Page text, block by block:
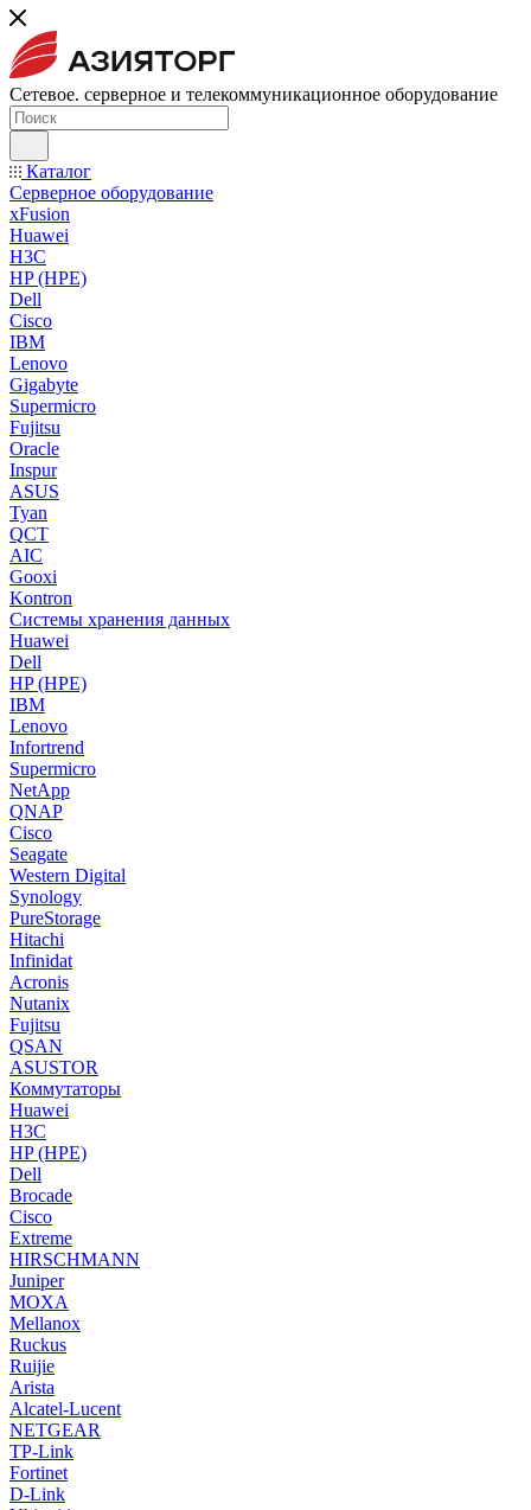
Сетевое. серверное и телекоммуникационное оборудование
Каталог
Серверное оборудование
xFusion
Huawei
H3C
HP (HPE)
Dell
Cisco
IBM
Lenovo
Gigabyte
Supermicro
Fujitsu
Oracle
Inspur
ASUS
Tyan
QCT
AIC
Gooxi
Kontron
Системы хранения данных
Huawei
Dell
HP (HPE)
IBM
Lenovo
Infortrend
Supermicro
NetApp
QNAP
Cisco
Seagate
Western Digital
Synology
PureStorage
Hitachi
Infinidat
Acronis
Nutanix
Fujitsu
QSAN
ASUSTOR
Коммутаторы
Huawei
H3C
HP (HPE)
Dell
Brocade
Cisco
Extreme
HIRSCHMANN
Juniper
MOXA
Mellanox
Ruckus
Ruijie
Arista
Alcatel-Lucent
NETGEAR
TP-Link
Fortinet
D-Link